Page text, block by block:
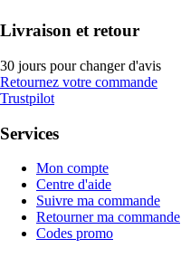
Livraison et retour
30 jours pour changer d'avis
Retournez votre commande
Trustpilot
Services
Mon compte
Centre d'aide
Suivre ma commande
Retourner ma commande
Codes promo